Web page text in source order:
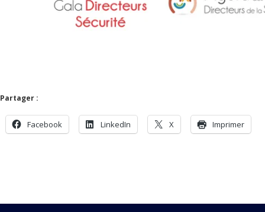
Partager :
Facebook LinkedIn X Imprimer